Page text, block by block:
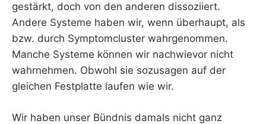
gestärkt, doch von den anderen dissoziiert.
Andere Systeme haben wir, wenn überhaupt, als
bzw. durch Symptomcluster wahrgenommen.
Manche Systeme können wir nachwievor nicht
wahrnehmen. Obwohl sie sozusagen auf der
gleichen Festplatte laufen wie wir.
Wir haben unser Bündnis damals nicht ganz